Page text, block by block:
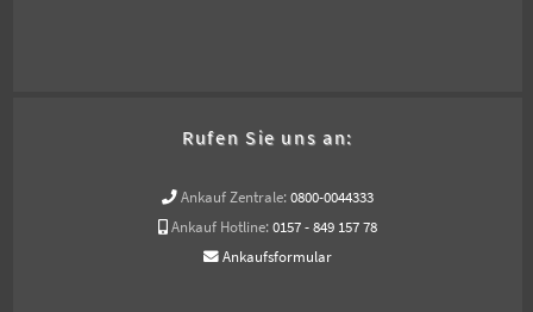
Rufen Sie uns an:
Ankauf Zentrale: 0800-0044333
Ankauf Hotline: 0157 - 849 157 78
Ankaufsformular